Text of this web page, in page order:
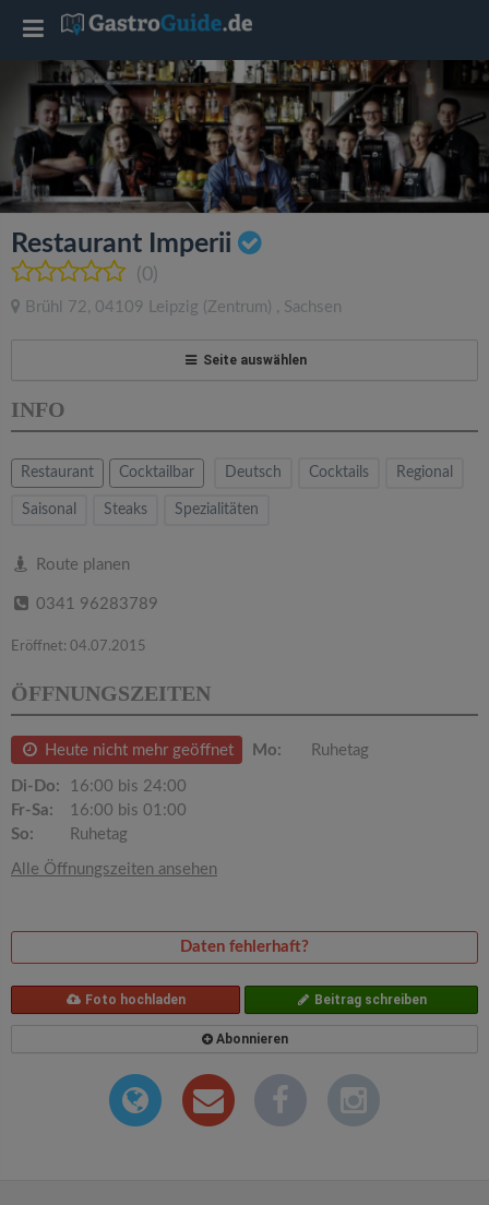
Restaurant Imperii
(0)
Brühl 72, 04109 Leipzig (Zentrum) , Sachsen
Seite auswählen
INFO
Restaurant Cocktailbar Deutsch Cocktails Regional
Saisonal Steaks Spezialitäten
Route planen
0341 96283789
Eröffnet: 04.07.2015
ÖFFNUNGSZEITEN
Heute nicht mehr geöffnet Mo: Ruhetag
Di-Do:
16:00 bis 24:00
Fr-Sa:
16:00 bis 01:00
So:
Ruhetag
Alle Öffnungszeiten ansehen
Daten fehlerhaft?
Foto hochladen Beitrag schreiben
Abonnieren
T
o
g
l
e
a
v
g
t
i